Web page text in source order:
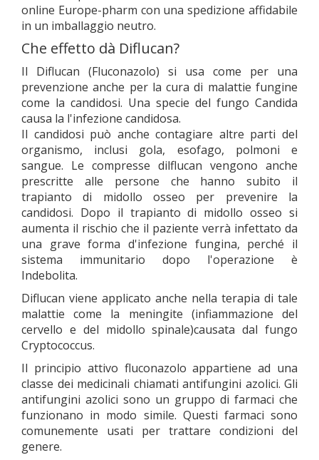
online Europe-pharm con una spedizione affidabile
in un imballaggio neutro.
Сhe effetto dà Diflucan?
Il Diflucan (Fluconazolo) si usa come per unа
prevenzione anche per la cura di malattie fungine
come la candidosi. Una specie del fungo Candida
causa la l'infezione candidosa.
Il candidosi può anche contagiare altre parti del
organismo, inclusi gola, esofago, polmoni e
sangue. Le compresse dilflucan vengono anche
prescritte alle persone che hanno subito il
trapianto di midollo osseo per prevenire la
candidosi. Dopo il trapianto di midollo osseo si
aumenta il rischio che il paziente verrà infettato da
una grave forma d'infezione fungina, perché il
sistema immunitario dopo l'operazione è
Indebolita.
Diflucan viene applicato anche nella terapia di tale
malattie come la meningite (infiammazione del
cervello e del midollo spinale)causata dal fungo
Cryptococcus.
Il principio attivo fluconazolo appartiene ad una
classe dei medicinali chiamati antifungini azolici. Gli
antifungini azolici sono un gruppo di farmaci che
funzionano in modo simile. Questi farmaci sono
comunemente usati per trattare condizioni del
genere.